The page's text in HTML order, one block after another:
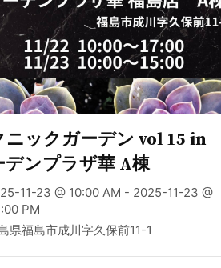
ニックガーデン vol 15 in
デンプラザ華 A棟
11-23 @ 10:00 AM - 2025-11-23 @
PM
県福島市成川字久保前11-1